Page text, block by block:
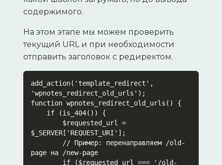
содержимого.
На этом этапе мы можем проверить
текущий URL и при необходимости
отправить заголовок с редиректом.
add_action('template_redirect',
'wpnotes_redirect_old_urls');
function wpnotes_redirect_old_urls() {
$_SERVER['REQUEST_URI'];
page на /new-page